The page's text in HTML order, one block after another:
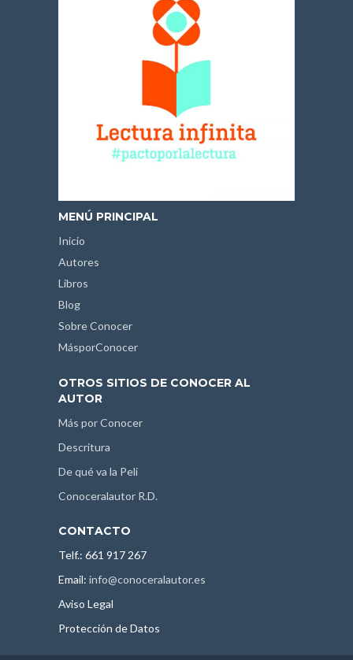
MENÚ PRINCIPAL
Inicio
Autores
Libros
Blog
Sobre Conocer
MásporConocer
OTROS SITIOS DE CONOCER AL
AUTOR
Más por Conocer
Descritura
De qué va la Peli
Conoceralautor R.D.
CONTACTO
Telf.: 661 917 267
Email: info@conoceralautor.es
Aviso Legal
Protección de Datos